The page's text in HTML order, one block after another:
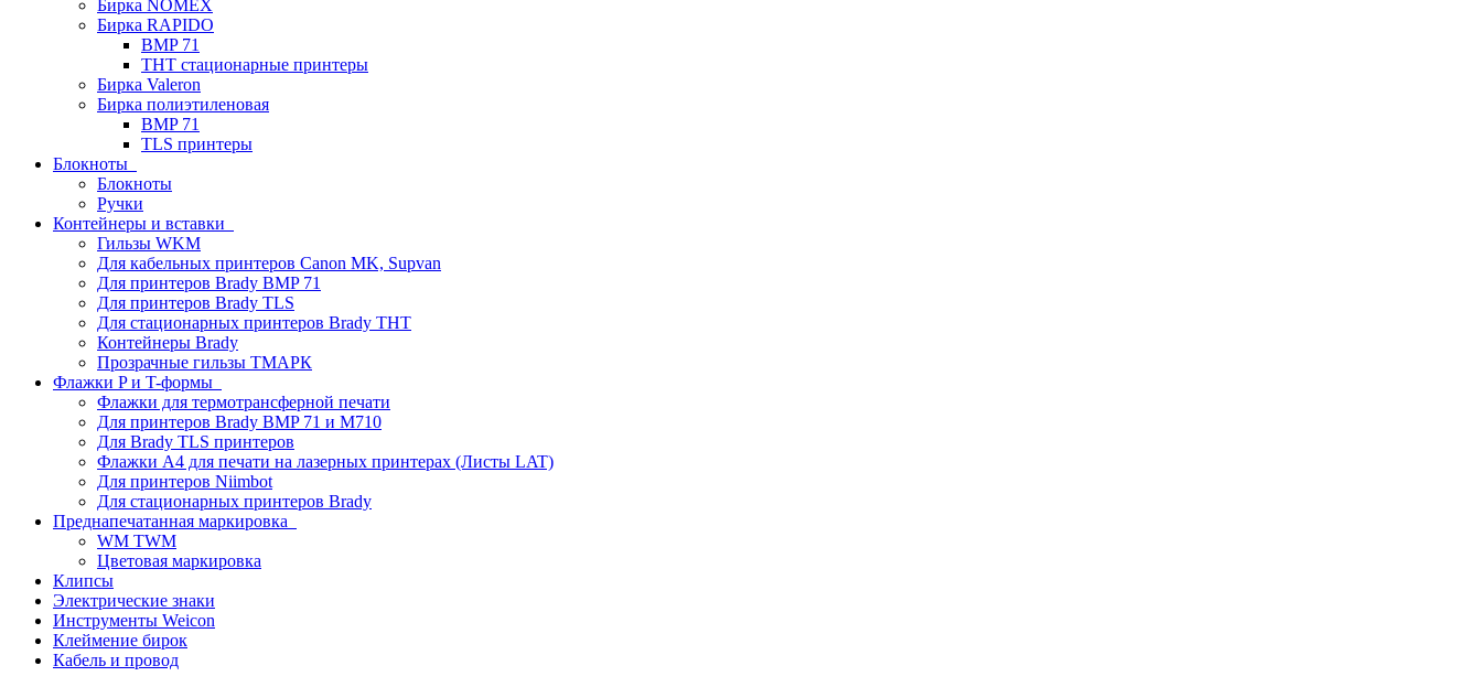
Бирка NOMEX
Бирка RAPIDO
BMP 71
THT стационарные принтеры
Бирка Valeron
Бирка полиэтиленовая
BMP 71
TLS принтеры
Блокноты
Блокноты
Ручки
Контейнеры и вставки
Гильзы WKM
Для кабельных принтеров Canon MK, Supvan
Для принтеров Brady BMP 71
Для принтеров Brady TLS
Для стационарных принтеров Brady THT
Контейнеры Brady
Прозрачные гильзы ТМАРК
Флажки P и T-формы
Флажки для термотрансферной печати
Для принтеров Brady BMP 71 и M710
Для Brady TLS принтеров
Флажки A4 для печати на лазерных принтерах (Листы LAT)
Для принтеров Niimbot
Для стационарных принтеров Brady
Преднапечатанная маркировка
WM TWM
Цветовая маркировка
Клипсы
Электрические знаки
Инструменты Weicon
Клеймение бирок
Кабель и провод